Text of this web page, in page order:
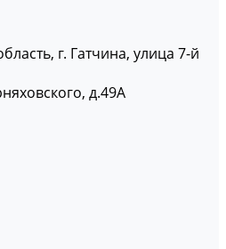
г. Гатчина, улица 7-й
д.49А